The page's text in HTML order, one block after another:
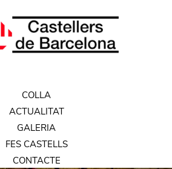
COLLA
ACTUALITAT
GALERIA
FES CASTELLS
CONTACTE